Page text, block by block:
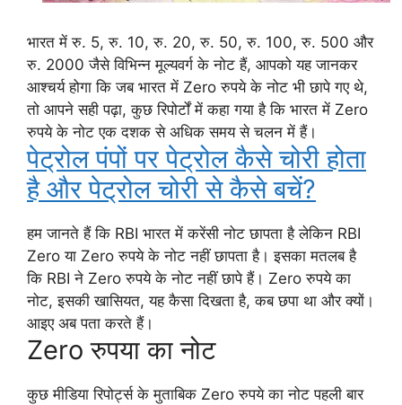
भारत में रु. 5, रु. 10, रु. 20, रु. 50, रु. 100, रु. 500 और
रु. 2000 जैसे विभिन्न मूल्यवर्ग के नोट हैं, आपको यह जानकर
आश्चर्य होगा कि जब भारत में Zero रुपये के नोट भी छापे गए थे,
तो आपने सही पढ़ा, कुछ रिपोर्टों में कहा गया है कि भारत में Zero
रुपये के नोट एक दशक से अधिक समय से चलन में हैं।
पेट्रोल पंपों पर पेट्रोल कैसे चोरी होता
है और पेट्रोल चोरी से कैसे बचें?
हम जानते हैं कि RBI भारत में करेंसी नोट छापता है लेकिन RBI
Zero या Zero रुपये के नोट नहीं छापता है। इसका मतलब है
कि RBI ने Zero रुपये के नोट नहीं छापे हैं। Zero रुपये का
नोट, इसकी खासियत, यह कैसा दिखता है, कब छपा था और क्यों।
आइए अब पता करते हैं।
Zero रुपया का नोट
कुछ मीडिया रिपोर्ट्स के मुताबिक Zero रुपये का नोट पहली बार